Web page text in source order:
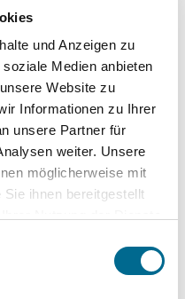
und Anzeigen zu
Medien anbieten
Website zu
Informationen zu Ihrer
unsere Partner für
weiter. Unsere
möglicherweise mit
ihnen bereitgestellt
weiterhin nutzen.